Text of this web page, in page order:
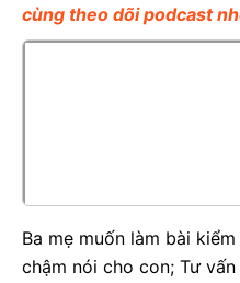
cùng theo dõi podcast
Ba mẹ muốn làm bài
chậm nói cho con; Tư